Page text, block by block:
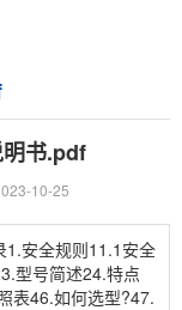
书.pdf
10-25
安全规则11.1安全
型号简述24.特点
表46.如何选型?47.